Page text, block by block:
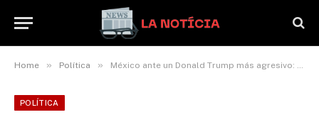
Home » Política » México ante un Donald Trump más agresivo: ¿Qué debería hacer para enfrentar sus amenazas de deportaciones y aranceles?
POLÍTICA